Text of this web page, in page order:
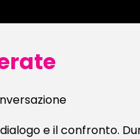
e il confronto.